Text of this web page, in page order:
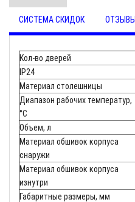
СИСТЕМА СКИДОК ОТЗЫВЫ
Кол-во дверей
IP24
Материал столешницы
Диапазон рабочих температур,
°C
Объем, л
Материал обшивок корпуса
снаружи
Материал обшивок корпуса
изнутри
Габаритные размеры, мм